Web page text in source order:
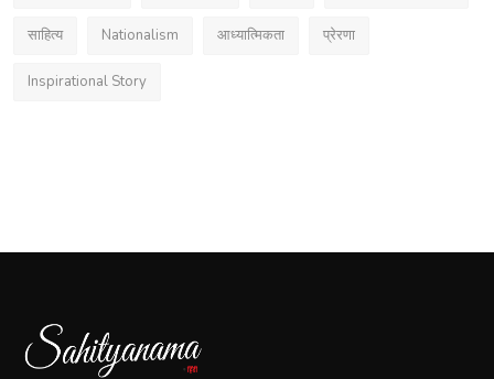
साहित्य Nationalism आध्यात्मिकता प्रेरणा
Inspirational Story